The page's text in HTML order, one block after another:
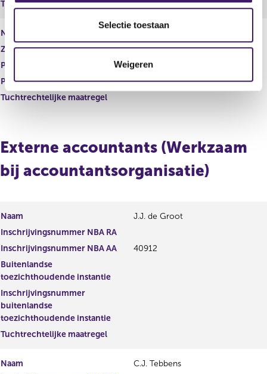
c
t
i
e
Selectie toestaan
Weigeren
Tuchtrechtelijke maatregel
Naam
Zakelijk adres
Postbus 311
Postcode
1430AH
Plaats
Aalsmeer
Tuchtrechtelijke maatregel
Externe accountants (Werkzaam
bij accountantsorganisatie)
Naam
J.J. de Groot
Inschrijvingsnummer NBA RA
Inschrijvingsnummer NBA AA
40912
Buitenlandse
toezichthoudende instantie
Inschrijvingsnummer
buitenlandse
toezichthoudende instantie
Tuchtrechtelijke maatregel
Naam
C.J. Tebbens